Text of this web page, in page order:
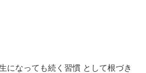
になっても続く習慣 として根づき